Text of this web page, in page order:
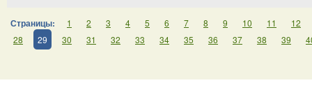
Страницы: 1 2 3 4 5 6 7 8 9 10 11
12
28
29 30 31 32 33 34 35 36 37 38 39